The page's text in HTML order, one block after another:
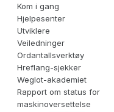
Kom i gang
Hjelpesenter
Utviklere
Veiledninger
Ordantallsverktøy
Hreflang-sjekker
Weglot-akademiet
Rapport om status for
maskinoversettelse